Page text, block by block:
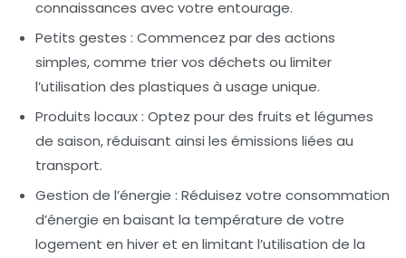
connaissances avec votre entourage.
Petits gestes : Commencez par des actions
simples, comme trier vos déchets ou limiter
l’utilisation des plastiques à usage unique.
Produits locaux : Optez pour des fruits et légumes
de saison, réduisant ainsi les émissions liées au
transport.
Gestion de l’énergie : Réduisez votre consommation
d’énergie en baisant la température de votre
logement en hiver et en limitant l’utilisation de la